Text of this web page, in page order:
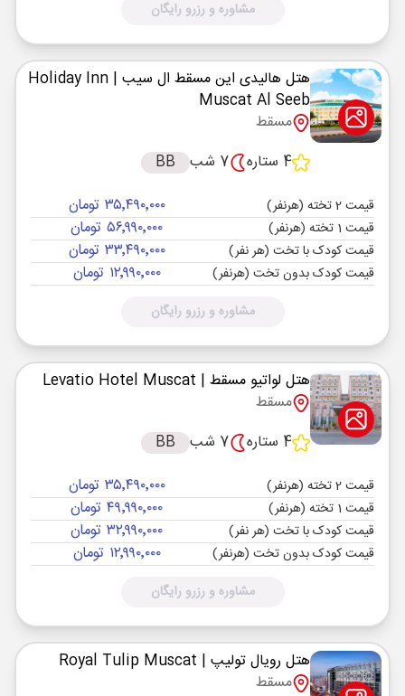
مشاوره و رزرو رایگان
هتل هالیدی این مسقط ال سیب | Holiday Inn
Muscat Al Seeb
مسقط
4 ستاره
7 شب BB
قیمت 2 تخته (هرنفر) ۳۵٬۴۹۰٬۰۰۰ تومان
قیمت 1 تخته (هرنفر) ۵۶٬۹۹۰٬۰۰۰ تومان
قیمت کودک با تخت (هر نفر) ۳۳٬۴۹۰٬۰۰۰ تومان
قیمت کودک بدون تخت (هرنفر) ۱۲٬۹۹۰٬۰۰۰ تومان
مشاوره و رزرو رایگان
هتل لواتیو مسقط | Levatio Hotel Muscat
مسقط
4 ستاره
7 شب BB
قیمت 2 تخته (هرنفر) ۳۵٬۴۹۰٬۰۰۰ تومان
قیمت 1 تخته (هرنفر) ۴۹٬۹۹۰٬۰۰۰ تومان
قیمت کودک با تخت (هر نفر) ۳۲٬۹۹۰٬۰۰۰ تومان
قیمت کودک بدون تخت (هرنفر) ۱۲٬۹۹۰٬۰۰۰ تومان
مشاوره و رزرو رایگان
هتل رویال تولیپ | Royal Tulip Muscat
مسقط